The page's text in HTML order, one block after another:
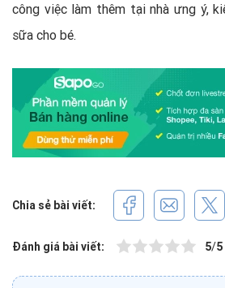
công việc làm thêm tại nhà ưng ý,
sữa cho bé.
Chia sẻ bài viết:
Đánh giá bài viết: 5/5